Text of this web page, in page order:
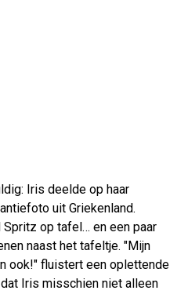
Iris deelde op haar
uit Griekenland.
op tafel… en een paar
naast het tafeltje. "Mijn
ook!" fluistert een oplettende
Iris misschien niet alleen